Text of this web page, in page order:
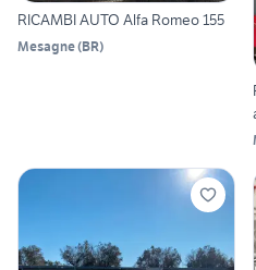
RICAMBI AUTO Alfa Romeo 155
Mesagne(BR)